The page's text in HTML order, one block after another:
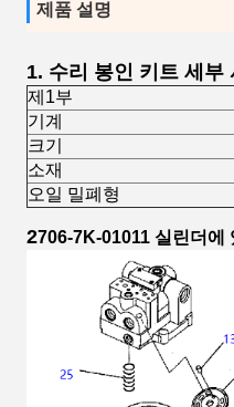
제품 설명
1. 수리 봉인 키트 세부
제1부
기계
크기
소재
오일 밀폐형
2706-7K-01011 실린더에